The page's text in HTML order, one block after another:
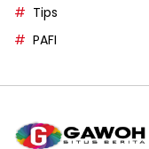
Tips
PAFI